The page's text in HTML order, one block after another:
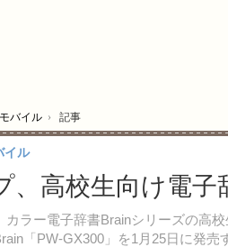
モバイル › 記事
、高校生向け電
ラー電子辞書Brainシリーズの高
「PW-GX300」を1月25日に発
イル